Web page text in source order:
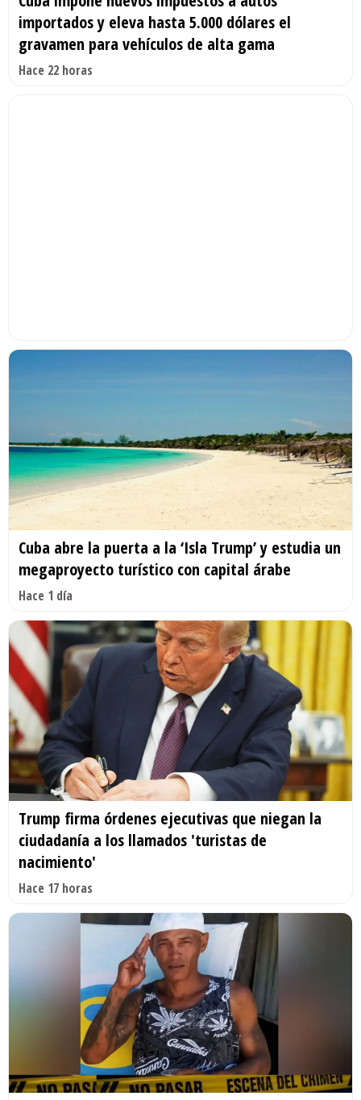
importados y eleva hasta 5.000 dólares el
gravamen para vehículos de alta gama
Hace 22 horas
Cuba abre la puerta a la ‘Isla Trump’ y estudia un
megaproyecto turístico con capital árabe
Hace 1 día
Trump firma órdenes ejecutivas que niegan la
ciudadanía a los llamados 'turistas de
nacimiento'
Hace 17 horas